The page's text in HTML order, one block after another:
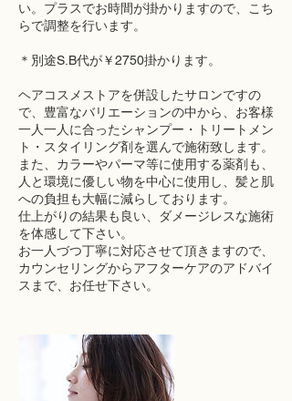
い。プラスでお時間が掛かりますので、こち
らで調整を行います。
＊別途S.B代が￥2750掛かります。
ヘアコスメストアを併設したサロンですの
で、豊富なバリエーションの中から、お客様
一人一人に合ったシャンプー・トリートメン
ト・スタイリング剤を選んで施術致します。
また、カラーやパーマ等に使用する薬剤も、
人と環境に優しい物を中心に使用し、髪と肌
への負担も大幅に減らしております。
仕上がりの結果も良い、ダメージレスな施術
を体感して下さい。
お一人づつ丁寧に対応させて頂きますので、
カウンセリングからアフターケアのアドバイ
スまで、お任せ下さい。